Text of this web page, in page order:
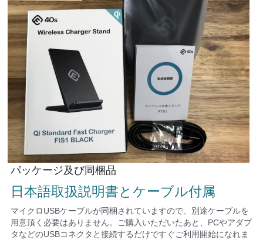
パッケージ及び同梱品
日本語取扱説明書とケーブル付属
マイクロUSBケーブルが同梱されていますので、別途ケーブルを
用意頂く必要はありません。ご購入いただいたあと、PCやアダプ
タなどのUSBコネクタと接続するだけですぐご利用開始になれま